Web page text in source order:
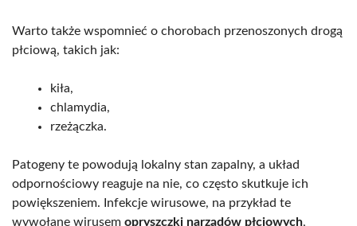
Warto także wspomnieć o chorobach przenoszonych drogą
płciową, takich jak:
kiła,
chlamydia,
rzeżączka.
Patogeny te powodują lokalny stan zapalny, a układ
odpornościowy reaguje na nie, co często skutkuje ich
powiększeniem. Infekcje wirusowe, na przykład te
wywołane wirusem opryszczki narządów płciowych,